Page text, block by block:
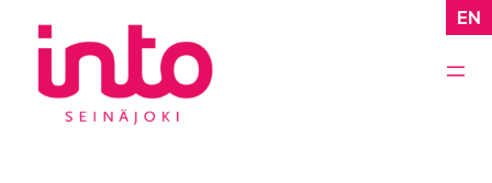
sisältöön
EN